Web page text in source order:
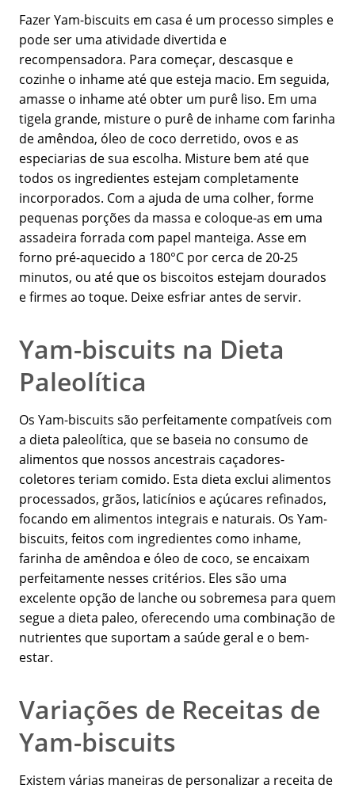
Fazer Yam-biscuits em casa é um processo simples e
pode ser uma atividade divertida e
recompensadora. Para começar, descasque e
cozinhe o inhame até que esteja macio. Em seguida,
amasse o inhame até obter um purê liso. Em uma
tigela grande, misture o purê de inhame com farinha
de amêndoa, óleo de coco derretido, ovos e as
especiarias de sua escolha. Misture bem até que
todos os ingredientes estejam completamente
incorporados. Com a ajuda de uma colher, forme
pequenas porções da massa e coloque-as em uma
assadeira forrada com papel manteiga. Asse em
forno pré-aquecido a 180°C por cerca de 20-25
minutos, ou até que os biscoitos estejam dourados
e firmes ao toque. Deixe esfriar antes de servir.
Yam-biscuits na Dieta
Paleolítica
Os Yam-biscuits são perfeitamente compatíveis com
a dieta paleolítica, que se baseia no consumo de
alimentos que nossos ancestrais caçadores-
coletores teriam comido. Esta dieta exclui alimentos
processados, grãos, laticínios e açúcares refinados,
focando em alimentos integrais e naturais. Os Yam-
biscuits, feitos com ingredientes como inhame,
farinha de amêndoa e óleo de coco, se encaixam
perfeitamente nesses critérios. Eles são uma
excelente opção de lanche ou sobremesa para quem
segue a dieta paleo, oferecendo uma combinação de
nutrientes que suportam a saúde geral e o bem-
estar.
Variações de Receitas de
Yam-biscuits
Existem várias maneiras de personalizar a receita de